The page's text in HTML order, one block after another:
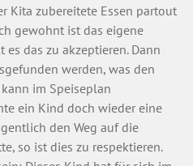
Kita zubereitete Essen partout
gewohnt ist das eigene
das zu akzeptieren. Dann
werden, was den
im Speiseplan
ein Kind doch wieder eine
den Weg auf die
so ist dies zu respektieren.